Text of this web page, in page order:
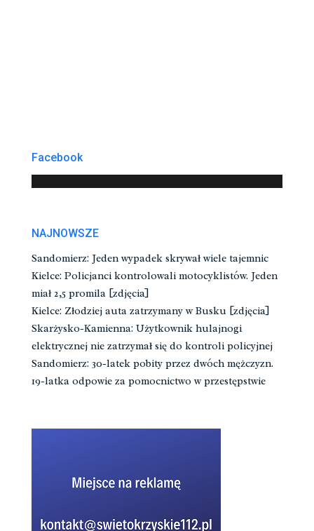
Facebook
NAJNOWSZE
Sandomierz: Jeden wypadek skrywał wiele tajemnic
Kielce: Policjanci kontrolowali motocyklistów. Jeden
miał 2,5 promila [zdjęcia]
Kielce: Złodziej auta zatrzymany w Busku [zdjęcia]
Skarżysko-Kamienna: Użytkownik hulajnogi
elektrycznej nie zatrzymał się do kontroli policyjnej
Sandomierz: 30-latek pobity przez dwóch mężczyzn.
19-latka odpowie za pomocnictwo w przestępstwie